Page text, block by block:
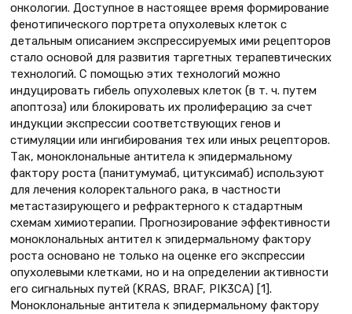
онкологии. Доступное в настоящее время формирование
фенотипического портрета опухолевых клеток с
детальным описанием экспрессируемых ими рецепторов
стало основой для развития таргетных терапевтических
технологий. С помощью этих технологий можно
индуцировать гибель опухолевых клеток (в т. ч. путем
апоптоза) или блокировать их пролиферацию за счет
индукции экспрессии соответствующих генов и
стимуляции или ингибирования тех или иных рецепторов.
Так, моноклональные антитела к эпидермальному
фактору роста (панитумумаб, цитуксимаб) используют
для лечения колоректального рака, в частности
метастазирующего и рефрактерного к стадартным
схемам химиотерапии. Прогнозирование эффективности
моноклональных антител к эпидермальному фактору
роста основано не только на оценке его экспрессии
опухолевыми клетками, но и на определении активности
его сигнальных путей (KRAS, BRAF, PIK3CA) [1].
Моноклональные антитела к эпидермальному фактору